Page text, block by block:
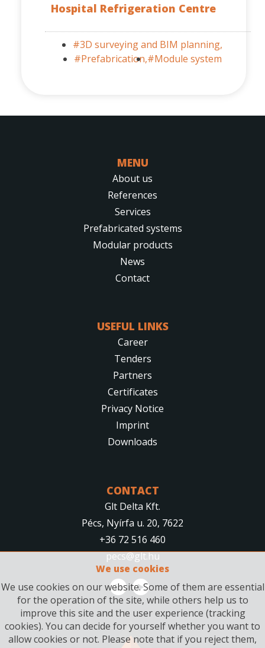
Hospital Refrigeration Centre
#3D surveying and BIM planning,
#Prefabrication,#Module system
MENU
About us
References
Services
Prefabricated systems
Modular products
News
Contact
USEFUL LINKS
Career
Tenders
Partners
Certificates
Privacy Notice
Imprint
Downloads
CONTACT
Glt Delta Kft.
Pécs, Nyírfa u. 20, 7622
+36 72 516 460
pecs@glt.hu
We use cookies
We use cookies on our website. Some of them are essential
for the operation of the site, while others help us to
improve this site and the user experience (tracking
cookies). You can decide for yourself whether you want to
allow cookies or not. Please note that if you reject them,